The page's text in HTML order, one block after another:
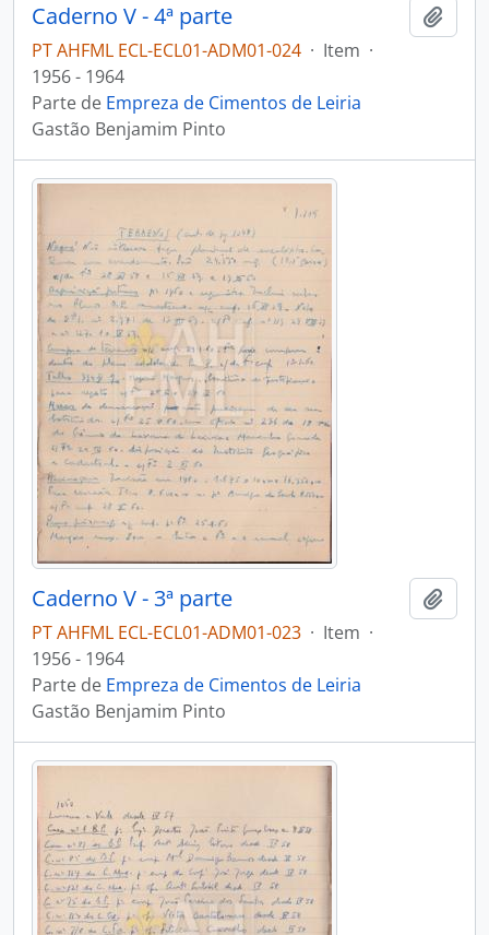
Caderno V - 4ª parte
PT AHFML ECL-ECL01-ADM01-024 · Item ·
1956 - 1964
Parte de Empreza de Cimentos de Leiria
Gastão Benjamim Pinto
Caderno V - 3ª parte
PT AHFML ECL-ECL01-ADM01-023 · Item ·
1956 - 1964
Parte de Empreza de Cimentos de Leiria
Gastão Benjamim Pinto